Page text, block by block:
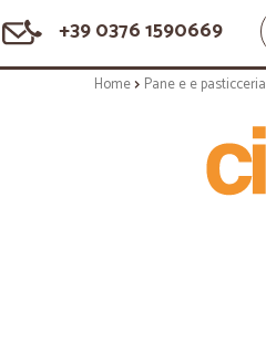
+39 0376 1590669
Home Pane e e pasticceria